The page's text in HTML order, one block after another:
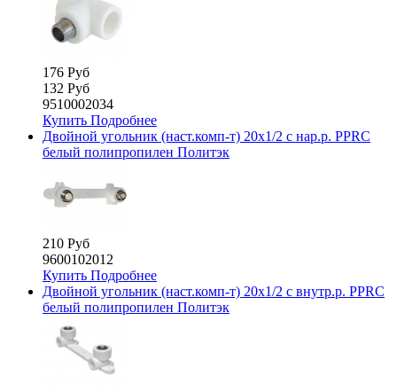
176 Руб
132 Руб
9510002034
Купить Подробнее
Двойной угольник (наст.комп-т) 20х1/2 с нар.р. PPRC
белый полипропилен Политэк
210 Руб
9600102012
Купить Подробнее
Двойной угольник (наст.комп-т) 20х1/2 с внутр.р. PPRC
белый полипропилен Политэк